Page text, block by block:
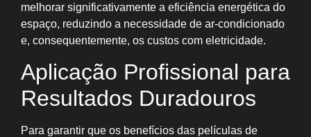
melhorar significativamente a eficiência energética do
espaço, reduzindo a necessidade de ar-condicionado
e, consequentemente, os custos com eletricidade.
Aplicação Profissional para
Resultados Duradouros
Para garantir que os benefícios das películas de